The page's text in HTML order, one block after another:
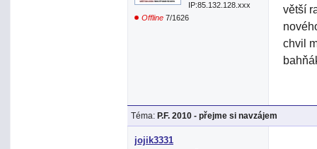
IP:85.132.128.xxx
Offline 7/1626
větší
chvil
Téma: P.F. 2010 - přejme si navzájem
jojik3331